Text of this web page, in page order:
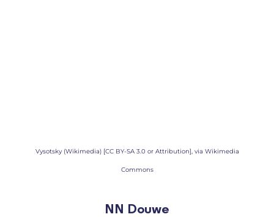
Vysotsky (Wikimedia) [CC BY-SA 3.0 or Attribution], via Wikimedia
Commons
NN Douwe